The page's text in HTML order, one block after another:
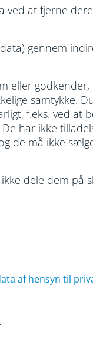
at fjerne
gennem
eller
samtykke.
f.eks. ved at
har ikke
de må ikke
dele dem på
af hensyn til